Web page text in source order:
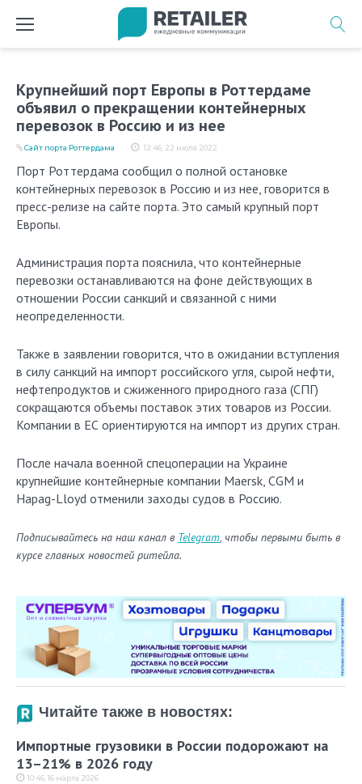
Крупнейший порт Европы в Роттердаме
объявил о прекращении контейнерных
перевозок в Россию и из нее
12:46, 22 июля 2022
Сайт порта Роттердама
Порт Роттердама сообщил о полной остановке
контейнерных перевозок в Россию и из нее, говорится в
пресс-релизе на сайте порта. Это самый крупный порт
Европы.
Администрация порта пояснила, что контейнерные
перевозки останавливаются на фоне действующих в
отношении России санкций и связанной с ними
неопределенности.
Также в заявлении говорится, что в ожидании вступления
в силу санкций на импорт российского угля, сырой нефти,
нефтепродуктов и сжиженного природного газа (СПГ)
сокращаются объемы поставок этих товаров из России.
Компании в ЕС ориентируются на импорт из других стран.
После начала военной спецоперации на Украине
крупнейшие контейнерные компании Maersk, CGM и
Hapag-Lloyd отменили заходы судов в Россию.
Подписывайтесь на наш канал в Telegram, чтобы первыми быть в
курсе главных новостей ритейла.
Читайте также в новостях:
Импортные грузовики в России подорожают на
13–21% в 2026 году
10:46, 16 марта 2026